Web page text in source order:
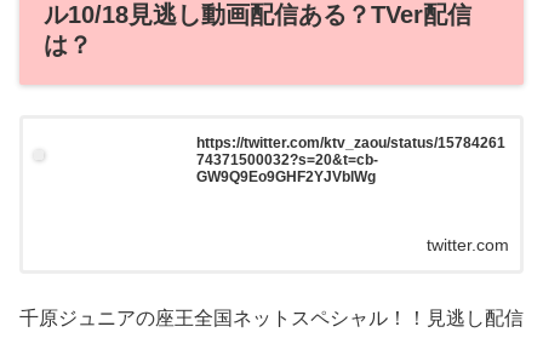
ル10/18見逃し動画配信ある？TVer配信
は？
https://twitter.com/ktv_zaou/status/15784261
74371500032?s=20&t=cb-
GW9Q9Eo9GHF2YJVblWg
twitter.com
千原ジュニアの座王全国ネットスペシャル！！見逃し配信